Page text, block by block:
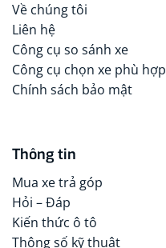
Về chúng tôi
Liên hệ
Công cụ so sánh xe
Công cụ chọn xe phù hợp
Chính sách bảo mật
Thông tin
Mua xe trả góp
Hỏi – Đáp
Kiến thức ô tô
Thông số kỹ thuật